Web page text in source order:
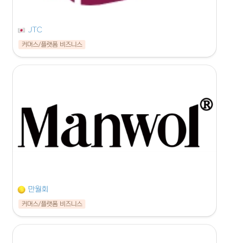
JTC
커머스/플랫폼 비즈니스
만월회
커머스/플랫폼 비즈니스